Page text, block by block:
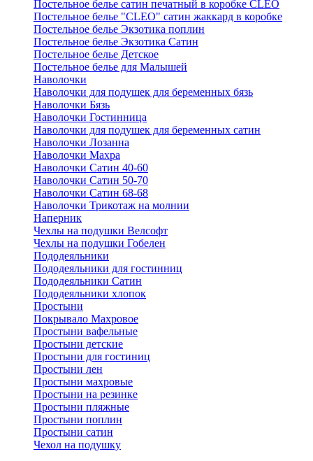
Постельное белье сатин печатный в коробке CLEO
Постельное белье "CLEO" сатин жаккард в коробке
Постельное белье Экзотика поплин
Постельное белье Экзотика Сатин
Постельное белье Детское
Постельное белье для Малышей
Наволочки
Наволочки для подушек для беременных бязь
Наволочки Бязь
Наволочки Гостинница
Наволочки для подушек для беременных сатин
Наволочки Лозанна
Наволочки Махра
Наволочки Сатин 40-60
Наволочки Сатин 50-70
Наволочки Сатин 68-68
Наволочки Трикотаж на молнии
Наперник
Чехлы на подушки Велсофт
Чехлы на подушки Гобелен
Пододеяльники
Пододеяльники для гостинниц
Пододеяльники Сатин
Пододеяльники хлопок
Простыни
Покрывало Махровое
Простыни вафельные
Простыни детские
Простыни для гостиниц
Простыни лен
Простыни махровые
Простыни на резинке
Простыни пляжные
Простыни поплин
Простыни сатин
Чехол на подушку